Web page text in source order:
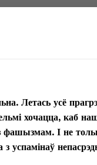
Летась усё
хочацца, каб
фашызмам. І не
успамінаў